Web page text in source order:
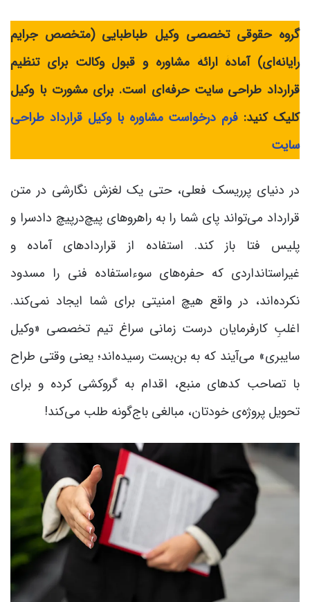
گروه حقوقی تخصصی وکیل طباطبایی (متخصص جرایم
رایانه‌ای) آمادۀ ارائۀ مشاوره و قبول وکالت برای تنظیم
قرارداد طراحی سایت حرفه‌ای است. برای مشورت با وکیل
کلیک کنید: فرم درخواست مشاوره با وکیل قرارداد طراحی
سایت
در دنیای پرریسک فعلی، حتی یک لغزش نگارشی در متن
قرارداد می‌تواند پای شما را به راهروهای پیچ‌درپیچ دادسرا و
پلیس فتا باز کند. استفاده از قراردادهای آماده و
غیراستانداردی که حفره‌های سوءاستفاده فنی را مسدود
نکرده‌اند، در واقع هیچ امنیتی برای شما ایجاد نمی‌کند.
اغلبِ کارفرمایان درست زمانی سراغ تیم تخصصی «وکیل
سایبری» می‌آیند که به بن‌بست رسیده‌اند؛ یعنی وقتی طراح
با تصاحب کدهای منبع، اقدام به گروکشی کرده و برای
تحویل پروژه‌ی خودتان، مبالغی باج‌گونه طلب می‌کند!